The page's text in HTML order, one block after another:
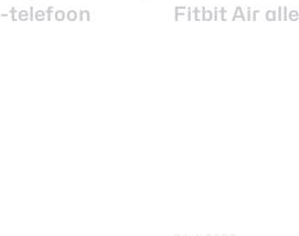
telefoon
Fitbit Air